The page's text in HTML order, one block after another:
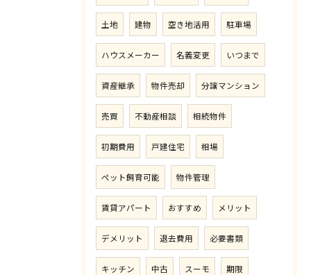
土地 建物 空き地活用 駐車場
ハウスメーカー 名義変更 いつまで
資産継承 物件売却 分譲マンション
売買 不動産相談 相続物件
初期費用 戸建住宅 相場
ペット飼育可能 物件管理
賃貸アパート おすすめ メリット
デメリット 退去費用 必要書類
キッチン 中古 スーモ 期限